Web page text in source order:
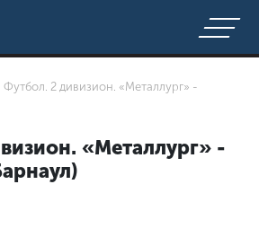
Футбол. 2 дивизион. «Металлург» -
«Металлург» -